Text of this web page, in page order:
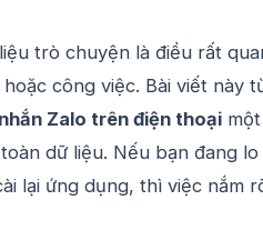
trò chuyện là điều rất
công việc. Bài viết này
Zalo trên điện thoại một
dữ liệu. Nếu bạn đang lo
lại ứng dụng, thì việc nắm